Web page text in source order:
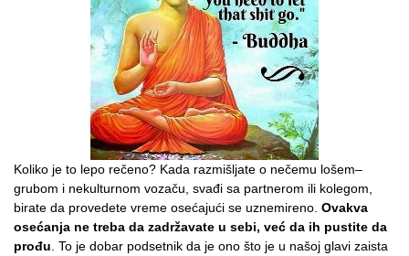
Koliko je to lepo rečeno? Kada razmišljate o nečemu lošem–
grubom i nekulturnom vozaču, svađi sa partnerom ili kolegom,
birate da provedete vreme osećajući se uznemireno. Ovakva
osećanja ne treba da zadržavate u sebi, već da ih pustite da
prođu . To je dobar podsetnik da je ono što je u našoj glavi zaista